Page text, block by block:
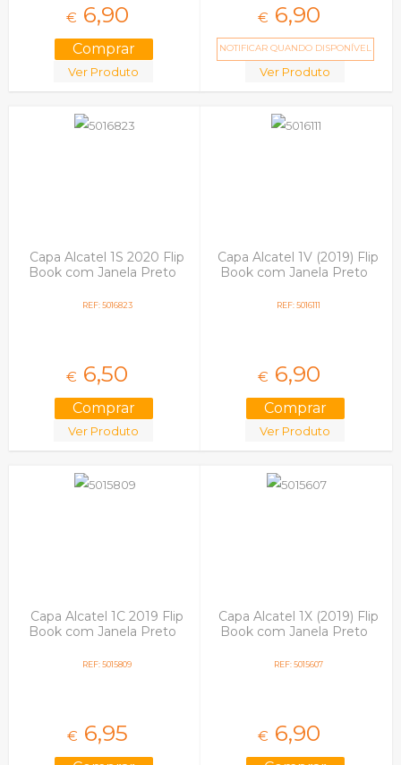
€ 6,90
Ver Produto
€ 6,90
NOTIFICAR QUANDO DISPONÍVEL
Ver Produto
Capa Alcatel 1S 2020 Flip
Book com Janela Preto
REF: 5016823
€ 6,50
Ver Produto
Capa Alcatel 1V (2019) Flip
Book com Janela Preto
REF: 5016111
€ 6,90
Ver Produto
Capa Alcatel 1C 2019 Flip
Book com Janela Preto
REF: 5015809
€ 6,95
Capa Alcatel 1X (2019) Flip
Book com Janela Preto
REF: 5015607
€ 6,90